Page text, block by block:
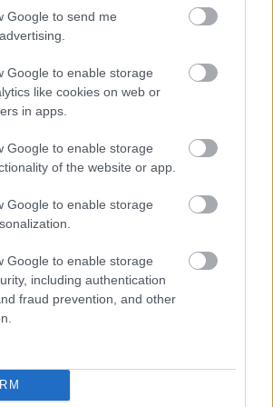
Google to send me
Google to enable storage
like cookies on web or
in apps.
Google to enable storage
of the website or app.
Google to enable storage
Google to enable storage
including authentication
fraud prevention, and other
a sportágunk vezetése sosem
Ogier. – Kérdezem, tudtuk, hogy por
Álló por van a szakaszon. A rajtok
különbség kérésére mégis nemet
a felügyelők fejében? Semmi.